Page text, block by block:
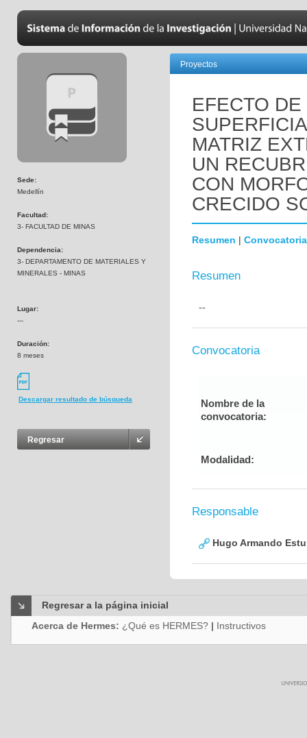
Sede:
Medellín
Facultad:
3- FACULTAD DE MINAS
Dependencia:
3- DEPARTAMENTO DE MATERIALES Y
MINERALES - MINAS
Lugar:
---
Duración:
8 meses
Descargar resultado de búsqueda
Regresar
Proyectos
EFECTO
MATRIZ
UN
CON
CRECIDO
Resumen | Convocatoria
Resumen
--
Convocatoria
Nombre de la
convocatoria:
Modalidad:
Responsable
Hugo Armando
Regresar a la página inicial
Acerca de Hermes: ¿Qué es HERMES? | Instructivos